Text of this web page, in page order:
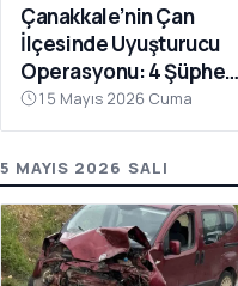
Çanakkale’nin Çan
İlçesinde Uyuşturucu
Operasyonu: 4 Şüpheli
Tutuklandı
15 Mayıs 2026 Cuma
5 MAYIS 2026 SALI